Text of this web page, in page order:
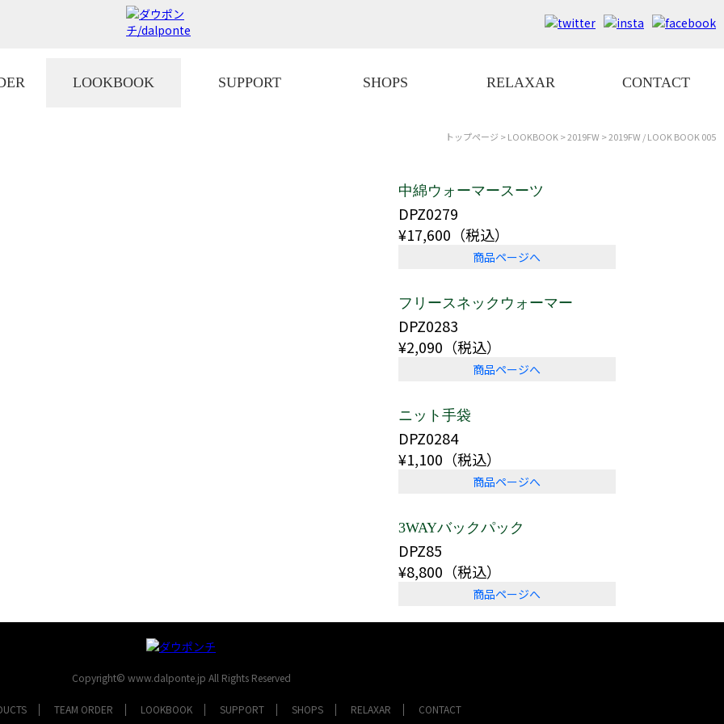
LOOKBOOK SUPPORT SHOPS RELAXAR CONTACT
トップページ >LOOKBOOK >2019FW> 2019FW / LOOK BOOK 005
中綿ウォーマースーツ
DPZ0279
¥17,600（税込）
商品ページへ
フリースネックウォーマー
DPZ0283
¥2,090（税込）
商品ページへ
ニット手袋
DPZ0284
¥1,100（税込）
商品ページへ
3WAYバックパック
DPZ85
¥8,800（税込）
商品ページへ
Copyright© www.dalponte.jp All Rights Reserved
TEAM ORDER LOOKBOOK SUPPORT SHOPS RELAXAR CONTACT